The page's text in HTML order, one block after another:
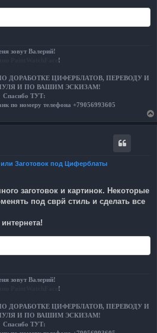
зовут Валерий!
!
ДОРАБОТКЕ ЦИФЕРБЛАТОВ, ПЕРЕВОДУ И
И ПО ВАШИМ ЭСКИЗАМ!
Спасибо ТУТ:
по номеру телефона +79056993605
Заготовок под Циферблаты
заготовок и картинок. Некоторые
под сврй стиль и сделать все
зовут Валерий!
!
ДОРАБОТКЕ ЦИФЕРБЛАТОВ, ПЕРЕВОДУ И
И ПО ВАШИМ ЭСКИЗАМ!
Спасибо ТУТ: